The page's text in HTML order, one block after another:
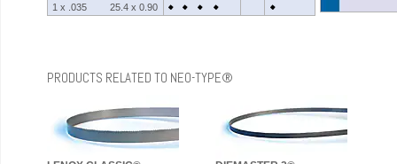
1 x .035
25.4 x 0.90
PRODUCTS RELATED TO NEO-TYPE®